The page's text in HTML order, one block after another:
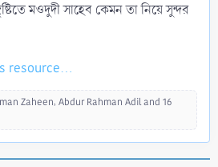
মওদুদী সাহেব কেমন তা নিয়ে সুন্দর
resource...
Zaheen, Abdur Rahman Adiland 16